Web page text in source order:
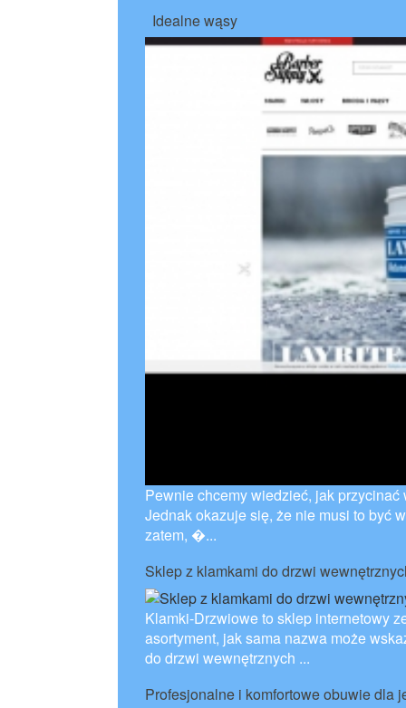
Idealne wąsy
Pewnie chcemy wiedzieć, jak
Jednak okazuje się, że nie musi to być
zatem, �...
Sklep z klamkami do drzwi
Klamki-Drzwiowe to sklep internetowy
asortyment, jak sama nazwa może
do drzwi wewnętrznych ...
Profesjonalne i komfortowe obuwie dla